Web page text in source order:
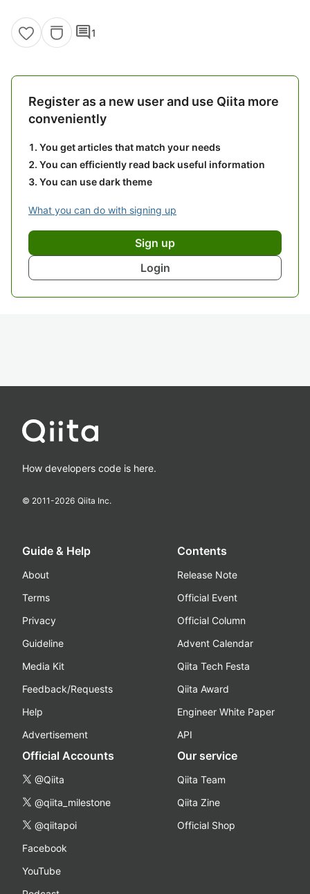
comment1
Register as a new user and use Qiita more
conveniently
You get articles that match your needs
You can efficiently read back useful information
You can use dark theme
What you can do with signing up
Sign up
Login
How developers code is here.
© 2011-2026 Qiita Inc.
Guide & Help
About
Terms
Privacy
Guideline
Media Kit
Feedback/Requests
Help
Advertisement
Contents
Release Note
Official Event
Official Column
Advent Calendar
Qiita Tech Festa
Qiita Award
Engineer White Paper
API
Official Accounts
@Qiita
@qiita_milestone
@qiitapoi
Facebook
YouTube
Our service
Qiita Team
Qiita Zine
Official Shop